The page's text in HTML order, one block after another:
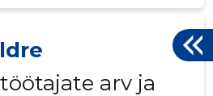
arv ja